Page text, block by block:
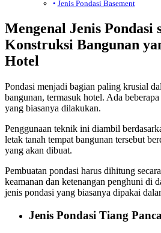
Jenis Pondasi Basement
Mengenal Jenis Pondasi
Konstruksi Bangunan
Hotel
Pondasi menjadi bagian paling krusial
bangunan, termasuk hotel. Ada
yang biasanya dilakukan.
Penggunaan teknik ini diambil
letak tanah tempat bangunan tersebut
yang akan dibuat.
Pembuatan pondasi harus dihitung
keamanan dan ketenangan penghuni di
jenis pondasi yang biasanya dipakai
Jenis Pondasi Tiang